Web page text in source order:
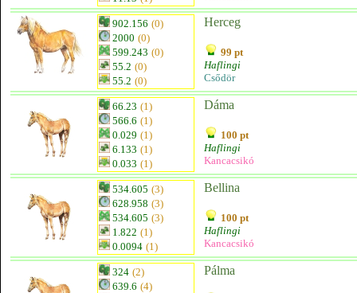
902.156 (0)
2000 (0)
599.243 (0)
55.2 (0)
55.2 (0)
Herceg
99 pt
Haflingi
Csődör
66.23 (1)
566.6 (1)
0.029 (1)
6.133 (1)
0.033 (1)
Dáma
100 pt
Haflingi
Kancacsikó
534.605 (3)
628.958 (3)
534.605 (3)
1.822 (1)
0.0094 (1)
Bellina
100 pt
Haflingi
Kancacsikó
324 (2)
639.6 (4)
Pálma